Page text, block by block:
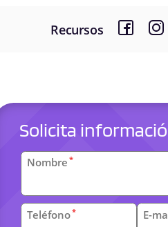
Recursos
Solicita
Datos
Nombre *
Teléfono* E-